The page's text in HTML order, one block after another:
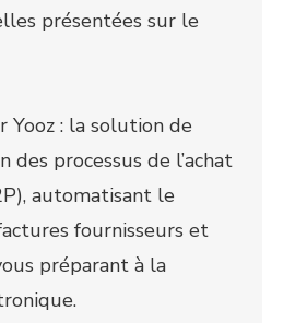
présentées sur le
Yooz : la solution de
des processus de l’achat
automatisant le
fournisseurs et
préparant à la